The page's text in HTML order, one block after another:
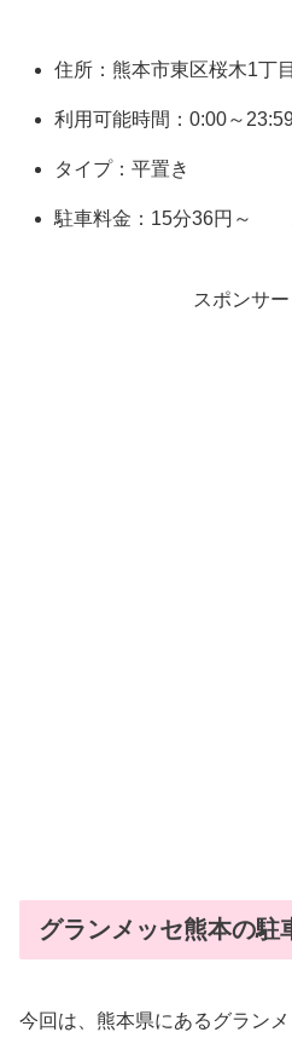
住所：熊本市東区桜木1丁
利用可能時間：0:00～
タイプ：平置き
駐車料金：15分36円～
スポンサ
グランメッセ熊本の駐
今回は、熊本県にあるグラン